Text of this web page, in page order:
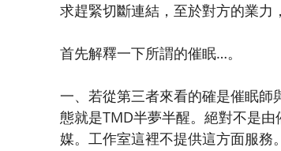
求趕緊切斷連結，至於對方的業力
首先解釋一下所謂的催眠…。
一、若從第三者來看的確是催眠師
態就是TMD半夢半醒。絕對不是
媒。工作室這裡不提供這方面服務。